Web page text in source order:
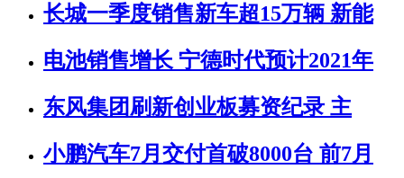
长城一季度销售新车超15万辆 新能
电池销售增长 宁德时代预计2021年
东风集团刷新创业板募资纪录 主
小鹏汽车7月交付首破8000台 前7月